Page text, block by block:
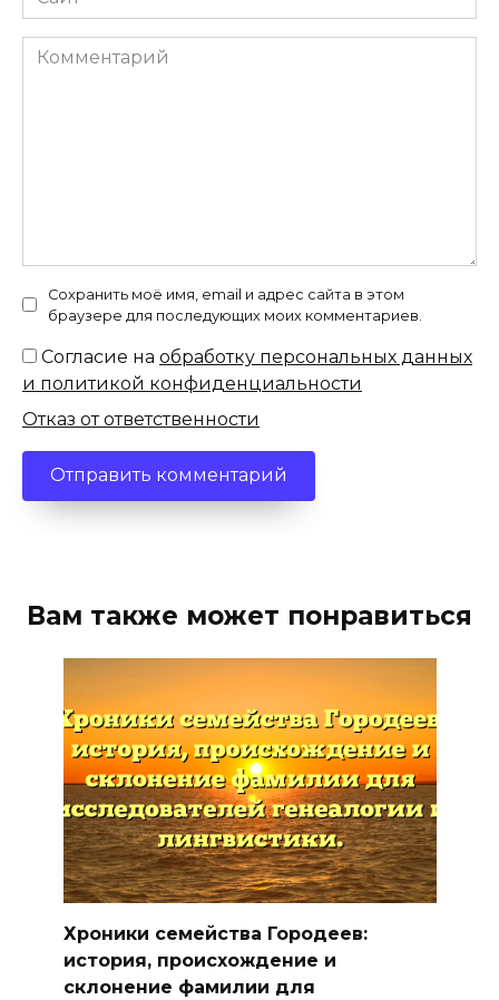
Комментарий
Сохранить моё имя, email и адрес сайта в этом
браузере для последующих моих комментариев.
Согласие на обработку персональных данных
и политикой конфиденциальности
Отказ от ответственности
Вам также может понравиться
Хроники семейства Городеев:
история, происхождение и
склонение фамилии для